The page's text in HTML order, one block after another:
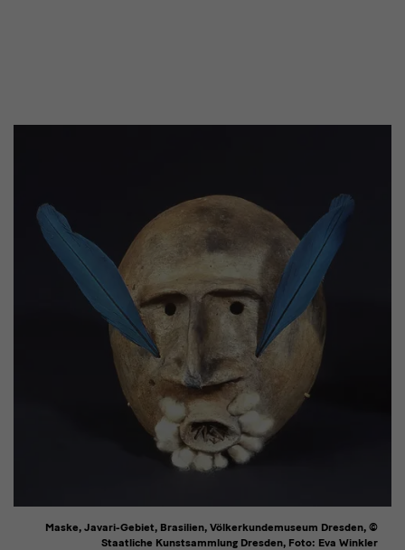
Maske, Javari-Gebiet, Brasilien, Völkerkundemuseum Dresden, ©
Staatliche Kunstsammlung Dresden, Foto: Eva Winkler